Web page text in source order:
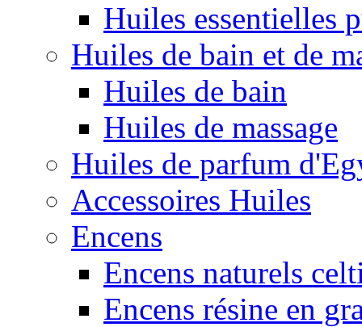
Huiles essentielles
Huiles de bain et de
Huiles de bain
Huiles de massage
Huiles de parfum
Accessoires Huiles
Encens
Encens naturels
Encens résine en